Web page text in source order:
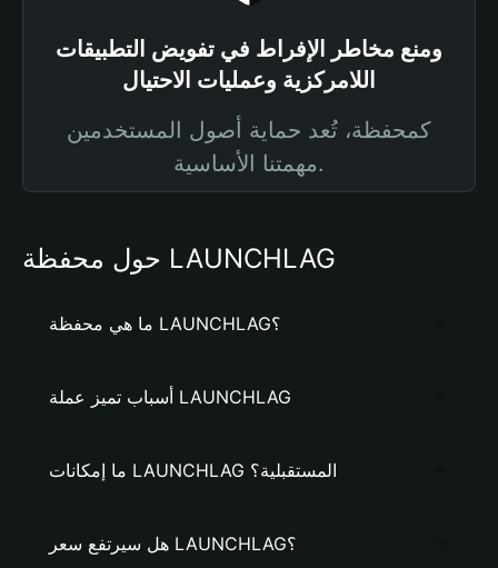
ومنع مخاطر الإفراط في تفويض التطبيقات
اللامركزية وعمليات الاحتيال
كمحفظة، تُعد حماية أصول المستخدمين
مهمتنا الأساسية.
حول محفظة LAUNCHLAG
ما هي محفظة LAUNCHLAG؟
أسباب تميز عملة LAUNCHLAG
ما إمكانات LAUNCHLAG المستقبلية؟
هل سيرتفع سعر LAUNCHLAG؟